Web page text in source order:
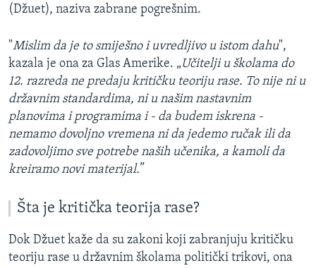
(Džuet), naziva zabrane pogrešnim.
"Mislim da je to smiješno i uvredljivo u istom dahu",
kazala je ona za Glas Amerike. „Učitelji u školama do
12. razreda ne predaju kritičku teoriju rase. To nije ni u
državnim standardima, ni u našim nastavnim
planovima i programima i - da budem iskrena -
nemamo dovoljno vremena ni da jedemo ručak ili da
zadovoljimo sve potrebe naših učenika, a kamoli da
kreiramo novi materijal.”
Šta je kritička teorija rase?
Dok Džuet kaže da su zakoni koji zabranjuju kritičku
teoriju rase u državnim školama politički trikovi, ona